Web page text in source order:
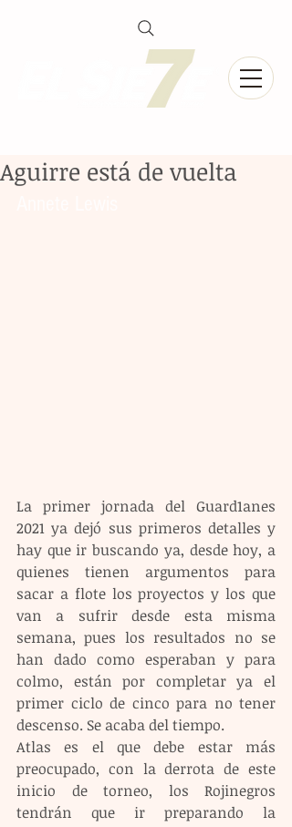
Aguirre está de vuelta
La primer jornada del Guard1anes
2021 ya dejó sus primeros detalles y
hay que ir buscando ya, desde hoy, a
quienes tienen argumentos para
sacar a flote los proyectos y los que
van a sufrir desde esta misma
semana, pues los resultados no se
han dado como esperaban y para
colmo, están por completar ya el
primer ciclo de cinco para no tener
descenso. Se acaba del tiempo.
Atlas es el que debe estar más
preocupado, con la derrota de este
inicio de torneo, los Rojinegros
tendrán que ir preparando la